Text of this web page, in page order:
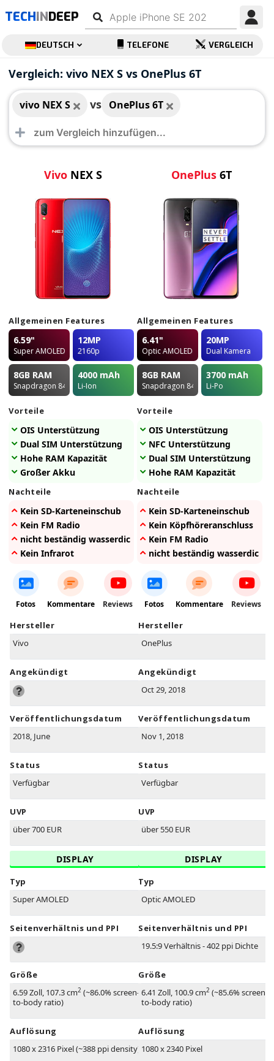
TECHINDEEP
DEUTSCH TELEFONE VERGLEICH
Vergleich: vivo NEX S vs OnePlus 6T
vivo NEX S vs OnePlus 6T
vivo NEX S
Vivo NEX S
Allgemeinen Features
6.59"
Super AMOLED
12MP
2160p
8GB RAM
Snapdragon 845
4000 mAh
Li-Ion
Vorteile
OIS Unterstützung
Dual SIM Unterstützung
Hohe RAM Kapazität
Großer Akku
Nachteile
Kein SD-Karteneinschub
Kein FM Radio
nicht beständig wasserdicht
Kein Infrarot
Fotos Kommentare Reviews
Hersteller
Vivo
Angekündigt
Veröffentlichungsdatum
2018, June
Status
Verfügbar
UVP
über 700 EUR
DISPLAY
Typ
Super AMOLED
Seitenverhältnis und PPI
Größe
6.59 Zoll, 107.3 cm2 (~86.0% screen-
to-body ratio)
Auflösung
1080 x 2316 Pixel (~388 ppi density)
OnePlus 6T
OnePlus 6T
Allgemeinen Features
6.41"
Optic AMOLED
20MP
Dual Kamera
8GB RAM
Snapdragon 845
3700 mAh
Li-Po
Vorteile
OIS Unterstützung
NFC Unterstützung
Dual SIM Unterstützung
Hohe RAM Kapazität
Nachteile
Kein SD-Karteneinschub
Kein Köpfhöreranschluss
Kein FM Radio
nicht beständig wasserdicht
Fotos Kommentare Reviews
Hersteller
OnePlus
Angekündigt
Oct 29, 2018
Veröffentlichungsdatum
Nov 1, 2018
Status
Verfügbar
UVP
über 550 EUR
DISPLAY
Typ
Optic AMOLED
Seitenverhältnis und PPI
19.5:9 Verhältnis - 402 ppi Dichte
Größe
6.41 Zoll, 100.9 cm2 (~85.6% screen-
to-body ratio)
Auflösung
1080 x 2340 Pixel